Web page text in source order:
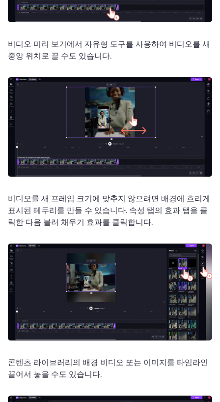
비디오 미리 보기에서 자유형 도구를 사용하여 비디오를 새
중앙 위치로 끌 수도 있습니다.
비디오를 새 프레임 크기에 맞추지 않으려면 배경에 흐리게
표시된 테두리를 만들 수 있습니다. 속성 탭의 효과 탭을 클
릭한 다음 블러 채우기 효과를 클릭합니다.
콘텐츠 라이브러리의 배경 비디오 또는 이미지를 타임라인
끌어서 놓을 수도 있습니다.